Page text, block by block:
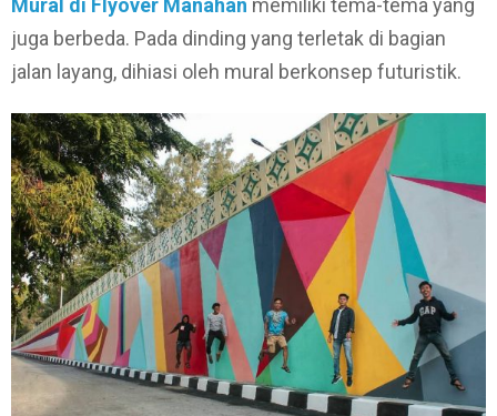
Mural di Flyover Manahan memiliki tema-tema yang
juga berbeda. Pada dinding yang terletak di bagian
jalan layang, dihiasi oleh mural berkonsep futuristik.